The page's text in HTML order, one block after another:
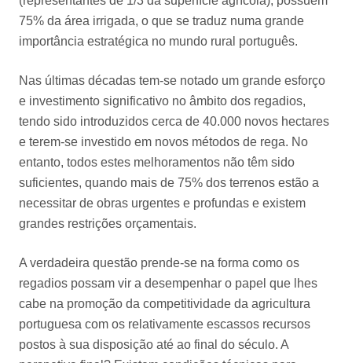
75% da área irrigada, o que se traduz numa grande
importância estratégica no mundo rural português.
Nas últimas décadas tem-se notado um grande esforço
e investimento significativo no âmbito dos regadios,
tendo sido introduzidos cerca de 40.000 novos hectares
e terem-se investido em novos métodos de rega. No
entanto, todos estes melhoramentos não têm sido
suficientes, quando mais de 75% dos terrenos estão a
necessitar de obras urgentes e profundas e existem
grandes restrições orçamentais.
A verdadeira questão prende-se na forma como os
regadios possam vir a desempenhar o papel que lhes
cabe na promoção da competitividade da agricultura
portuguesa com os relativamente escassos recursos
postos à sua disposição até ao final do século. A